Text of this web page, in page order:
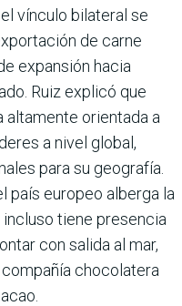
vínculo bilateral se
de carne
expansión hacia
Ruiz explicó que
altamente orientada a
a nivel global,
para su geogra­fía.
país europeo alberga la
tiene presencia
con salida al mar,
chocolatera